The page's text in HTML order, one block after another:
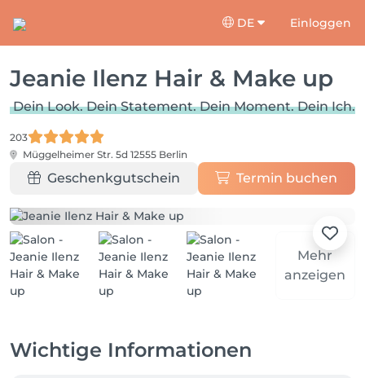
DE Einloggen
Jeanie Ilenz Hair & Make up
Dein Look. Dein Statement. Dein Moment. Dein Ich.
203
Müggelheimer Str. 5d 12555 Berlin
Geschenkgutschein Termin buchen
Mehr
anzeigen
Wichtige Informationen